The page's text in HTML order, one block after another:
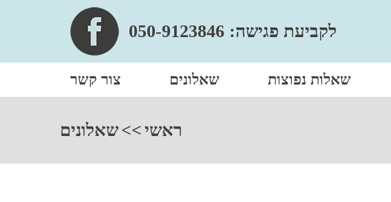
לקביעת פגישה: 050-9123846
שאלות נפוצות שאלונים צור קשר
ראשי>>שאלונים